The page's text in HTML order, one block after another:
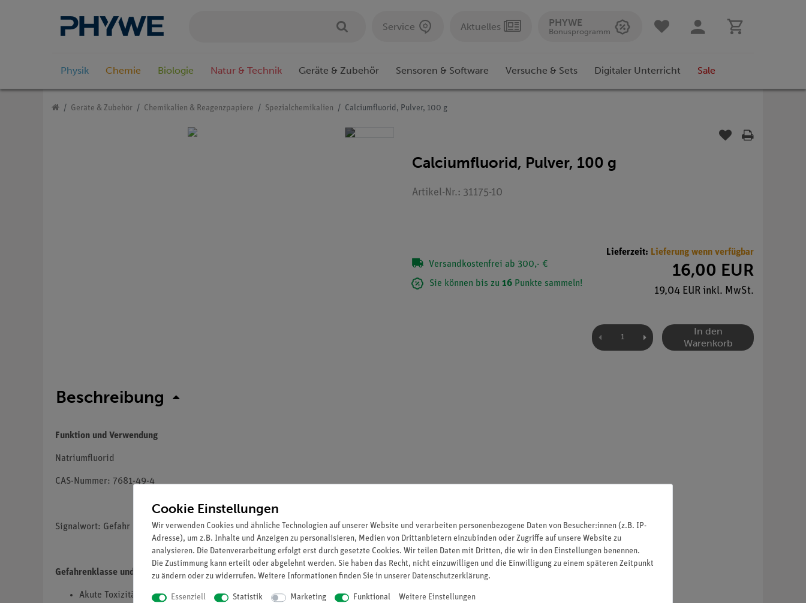
Service Aktuelles PHYWE
Bonusprogramm
Physik Chemie Biologie Natur & Technik Geräte & Zubehör Sensoren & Software Versuche & Sets Digitaler Unterricht Sale
Geräte & Zubehör Chemikalien & Reagenzpapiere Spezialchemikalien Calciumfluorid, Pulver, 100 g
Calciumfluorid, Pulver, 100 g
Artikel-Nr.: 31175-10
Versandkostenfrei ab 300,- €
Sie können bis zu 16 Punkte sammeln!
Lieferzeit: Lieferung wenn verfügbar
16,00 EUR
19,04 EUR inkl. MwSt.
In den
Warenkorb
Beschreibung
Funktion und Verwendung
Natriumfluorid
CAS-Nummer: 7681-49-4
Signalwort: Gefahr
Gefahrenklasse und Gefahrenkategorie
Akute Toxizität, Kategorie 3, Verschlucken, H301
Cookie Einstellungen
Wir verwenden Cookies und ähnliche Technologien auf unserer Website und verarbeiten personenbezogene Daten von Besucher:innen (z.B. IP-
Adresse), um z.B. Inhalte und Anzeigen zu personalisieren, Medien von Drittanbietern einzubinden oder Zugriffe auf unsere Website zu
analysieren. Die Datenverarbeitung erfolgt erst durch gesetzte Cookies. Wir teilen Daten mit Dritten, die wir in den Einstellungen benennen.
Die Zustimmung kann erteilt oder abgelehnt werden. Sie haben das Recht, nicht einzuwilligen und die Einwilligung zu einem späteren Zeitpunkt
zu ändern oder zu widerrufen. Weitere Informationen finden Sie in unserer Daten­schutz­erklärung.
Essenziell Statistik Marketing Funktional Weitere Einstellungen